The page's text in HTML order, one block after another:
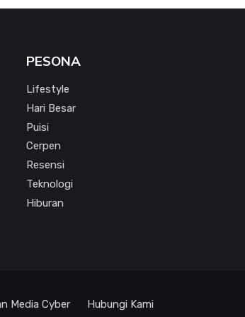
PESONA
Lifestyle
Hari Besar
Puisi
Cerpen
Resensi
Teknologi
Hiburan
Media Cyber Hubungi Kami